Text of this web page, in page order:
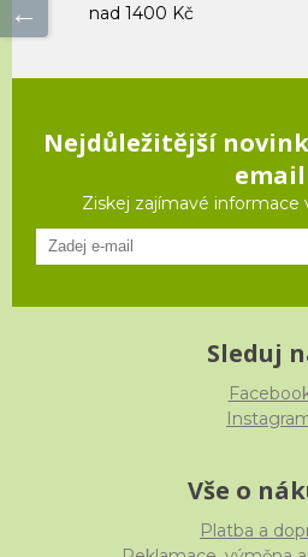
nad 1400 Kč
Nejdůležitější
email
Ziskej zajímavé informace
Sleduj
Vše o
Platba a